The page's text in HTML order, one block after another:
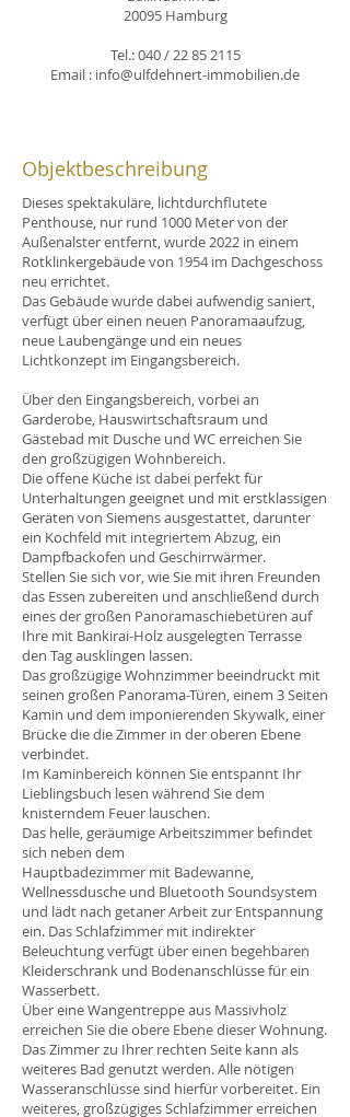
20095 Hamburg
Tel.: 040 /22 85 2115
Email : info@ulfdehnert-immobilien.de
Objektbeschreibung
Dieses spektakuläre, lichtdurchflutete
Penthouse, nur rund 1000 Meter von der
Außenalster entfernt, wurde 2022 in einem
Rotklinkergebäude von 1954 im Dachgeschoss
neu errichtet.
Das Gebäude wurde dabei aufwendig saniert,
verfügt über einen neuen Panoramaaufzug,
neue Laubengänge und ein neues
Lichtkonzept im Eingangsbereich.
Über den Eingangsbereich, vorbei an
Garderobe, Hauswirtschaftsraum und
Gästebad mit Dusche und WC erreichen Sie
den großzügigen Wohnbereich.
Die offene Küche ist dabei perfekt für
Unterhaltungen geeignet und mit erstklassigen
Geräten von Siemens ausgestattet, darunter
ein Kochfeld mit integriertem Abzug, ein
Dampfbackofen und Geschirrwärmer.
Stellen Sie sich vor, wie Sie mit ihren Freunden
das Essen zubereiten und anschließend durch
eines der großen Panoramaschiebetüren auf
Ihre mit Bankirai-Holz ausgelegten Terrasse
den Tag ausklingen lassen.
Das großzügige Wohnzimmer beeindruckt mit
seinen großen Panorama-Türen, einem 3 Seiten
Kamin und dem imponierenden Skywalk, einer
Brücke die die Zimmer in der oberen Ebene
verbindet.
Im Kaminbereich können Sie entspannt Ihr
Lieblingsbuch lesen während Sie dem
knisterndem Feuer lauschen.
Das helle, geräumige Arbeitszimmer befindet
sich neben dem
Hauptbadezimmer mit Badewanne,
Wellnessdusche und Bluetooth Soundsystem
und lädt nach getaner Arbeit zur Entspannung
ein. Das Schlafzimmer mit indirekter
Beleuchtung verfügt über einen begehbaren
Kleiderschrank und Bodenanschlüsse für ein
Wasserbett.
Über eine Wangentreppe aus Massivholz
erreichen Sie die obere Ebene dieser Wohnung.
Das Zimmer zu Ihrer rechten Seite kann als
weiteres Bad genutzt werden. Alle nötigen
Wasseranschlüsse sind hierfür vorbereitet. Ein
weiteres, großzügiges Schlafzimmer erreichen